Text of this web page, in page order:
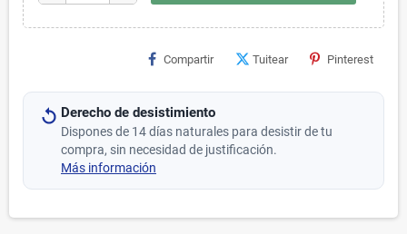
Compartir Tuitear Pinterest
Derecho de desistimiento
Dispones de 14 días naturales para desistir de tu
compra, sin necesidad de justificación.
Más información